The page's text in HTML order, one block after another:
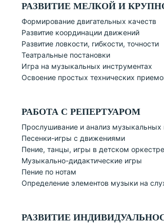
РАЗВИТИЕ МЕЛКОЙ И
Формирование двигательных качеств
Развитие координации движений
Развитие ловкости, гибкости, точности
Театральные постановки
Игра на музыкальных инструментах
Освоение простых технических
РАБОТА С РЕПЕРТУАРОМ
Прослушивание и анализ музыкальных
Песенки-игры с движениями
Пение, танцы, игры в детском оркестре
Музыкально-дидактические игры
Пение по нотам
Определение элементов музыки на
РАЗВИТИЕ